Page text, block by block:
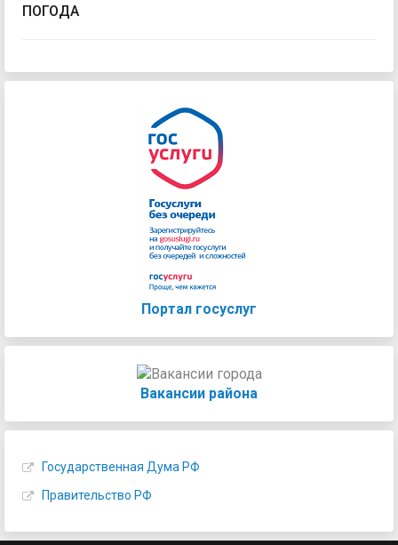
ПОГОДА
Портал госуслуг
Вакансии района
Государственная Дума РФ
Правительство РФ